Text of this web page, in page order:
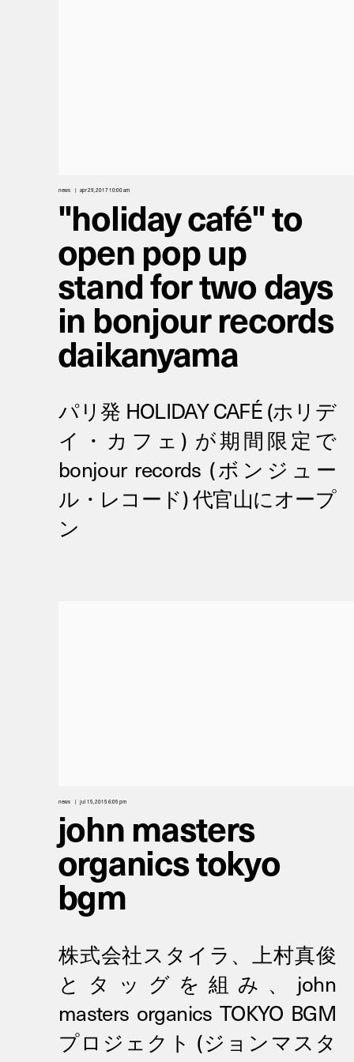
news apr 29, 2017 10:00 am
"holiday café" to
open pop up
stand for two days
in bonjour records
daikanyama
news jul 15, 2015 6:05 pm
john masters
organics tokyo
bgm